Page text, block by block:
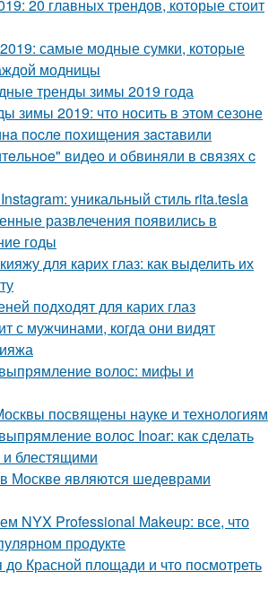
20 главных трендов, которые стоит
самые модные сумки, которые
модницы
тренды зимы 2019 года
зимы 2019: что носить в этом сезоне
пocлe пoхищeния зacтaвили
видeo и oбвиняли в cвязях c
уникальный стиль rita.tesla
развлечения появились в
годы
для карих глаз: как выделить их
подходят для карих глаз
с мужчинами, когда они видят
волос: мифы и
посвящены науке и технологиям
волос Inoar: как сделать
блестящими
Москве являются шедеврами
NYX Professional Makeup: все, что
продукте
до Красной площади и что посмотреть